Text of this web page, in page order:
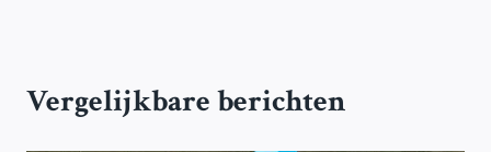
Vergelijkbare berichten